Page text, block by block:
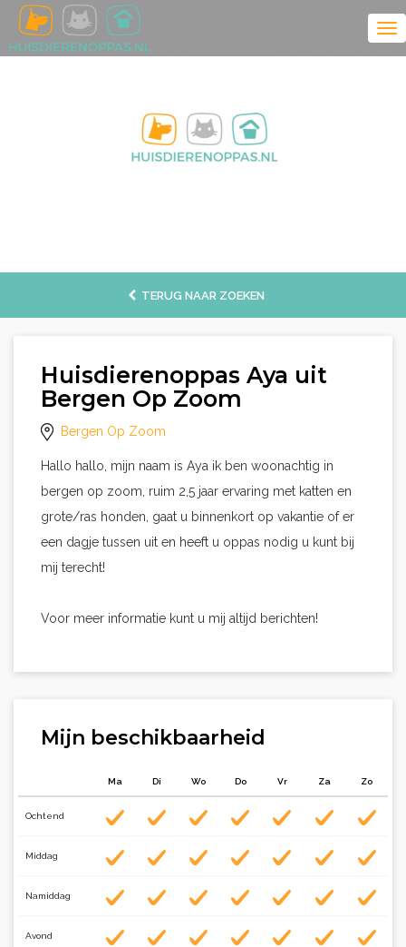
TERUG NAAR ZOEKEN
Huisdierenoppas Aya uit
Bergen Op Zoom
Bergen Op Zoom
Hallo hallo, mijn naam is Aya ik ben woonachtig in
bergen op zoom, ruim 2,5 jaar ervaring met katten en
grote/ras honden, gaat u binnenkort op vakantie of er
een dagje tussen uit en heeft u oppas nodig u kunt bij
mij terecht!
Voor meer informatie kunt u mij altijd berichten!
Mijn beschikbaarheid
Ma Di Wo Do Vr Za Zo
Ochtend
Middag
Namiddag
Avond